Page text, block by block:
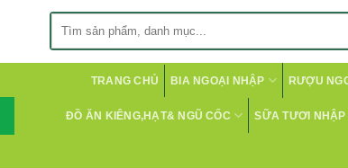
TRANG CHỦ BIA NGOẠI NHẬP RƯỢU
ĐỒ ĂN KIÊNG,HẠT& NGŨ CỐC SỮA TƯƠI